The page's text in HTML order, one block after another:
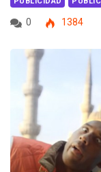
0
1384